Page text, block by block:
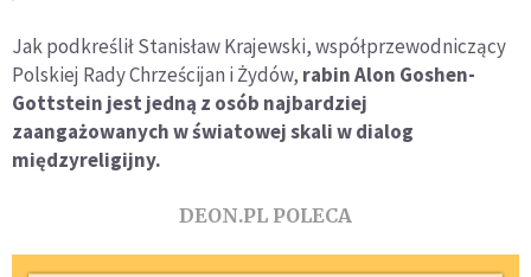
Jak podkreślił Stanisław Krajewski, współprzewodniczący
Polskiej Rady Chrześcijan i Żydów, rabin Alon Goshen-
Gottstein jest jedną z osób najbardziej
zaangażowanych w światowej skali w dialog
międzyreligijny.
DEON.PL POLECA